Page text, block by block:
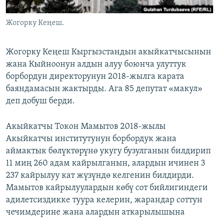
ЭЕ/АРнун бардык сайттары
Жогорку Кеңеш.
Жогорку Кеңеш Кыргызстандын акыйкатчысынын
жана Кыйноонун алдын алуу боюнча улуттук
борбордун директорунун 2018-жылга карата
баяндамасын жактырды. Ага 85 депутат «макул»
деп добуш берди.
Акыйкатчы Токон Мамытов 2018-жылы
Акыйкатчы институтунун борбордук жана
аймактык бөлүктөрүнө укугу бузулганын билдирип
11 миң 260 адам кайрылганын, алардын ичинен 3
237 кайрылуу кат жүзүндө келгенин билдирди.
Мамытов кайрылуулардын көбү сот бийлигиндеги
адилетсиздикке туура келерин, жарандар соттун
чечимдерине жана алардын аткарылышына